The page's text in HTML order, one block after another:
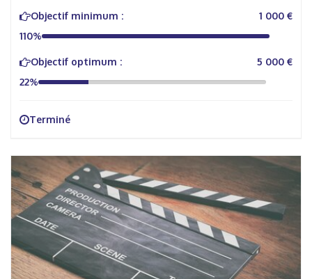
Objectif minimum :
1 000 €
110%
Objectif optimum :
5 000 €
22%
Terminé